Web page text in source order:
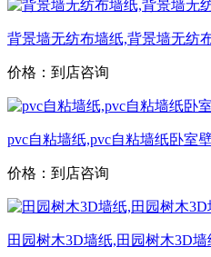
背景墙无纺布墙纸,背景墙无纺
价格：到店咨询
pvc自粘墙纸,pvc自粘墙纸卧室
价格：到店咨询
田园树木3D墙纸,田园树木3D